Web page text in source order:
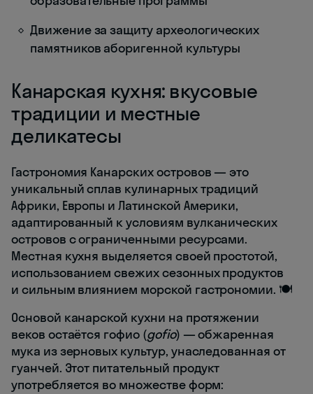
Движение за защиту археологических
памятников аборигенной культуры
Канарская кухня: вкусовые
традиции и местные
деликатесы
Гастрономия Канарских островов — это
уникальный сплав кулинарных традиций
Африки, Европы и Латинской Америки,
адаптированный к условиям вулканических
островов с ограниченными ресурсами.
Местная кухня выделяется своей простотой,
использованием свежих сезонных продуктов
и сильным влиянием морской гастрономии. 🍽️
Основой канарской кухни на протяжении
веков остаётся гофио (gofio) — обжаренная
мука из зерновых культур, унаследованная от
гуанчей. Этот питательный продукт
употребляется во множестве форм: